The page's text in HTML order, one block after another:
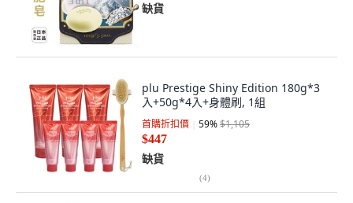
缺貨
plu Prestige Shiny Edition 180g*3
入+50g*4入+身體刷, 1組
首購折扣價 59%$1,105
$447
缺貨
(4)